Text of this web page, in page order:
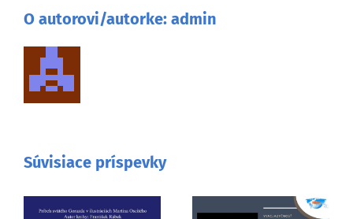
O autorovi/autorke: admin
Súvisiace príspevky